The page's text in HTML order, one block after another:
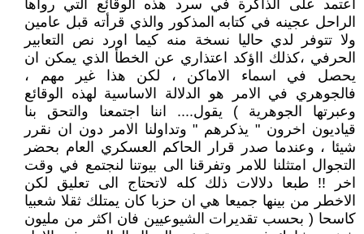
اعتمد على الذاكرة في سرد هذه الوقائع التي رواها
الراحل عجينه في كتابه المذكور والذي قرأته قبل عامين
ولا تتوفر لدي حاليا نسخة منه كيما اورد نص التعابير
الحرفي ،كذلك ااؤكد اعتذاري عن الخطأ الذي يمكن ان
يحصل في اسماء الاماكن ، لكن هذا غير مهم ،
فالجوهري في الامر هو الدلالة الاساسية لهذه الوقائع
وعبرتها الجوهرية ) يقول.... اننا اجتمعنا والتحق بنا
قياديون اخرون " يذكرهم " وتداولنا الامر دون ان نقرر
شيئا ، وعندما صدر قرار الحاكم العسكري العام بحضر
التجوال امتثلنا للامر وتفرقنا الى بيوتنا لنجتمع في وقت
اخر !! طبعا دلالات ذلك كله لاتحتاج الى تعليق لكن
الاخطر من بينها جميعا هي ان حزبا كان يمتلك ثقلا شعبيا
كاسحا ( بحسب تقديرات الشيوعيين فان اكثر من مليون